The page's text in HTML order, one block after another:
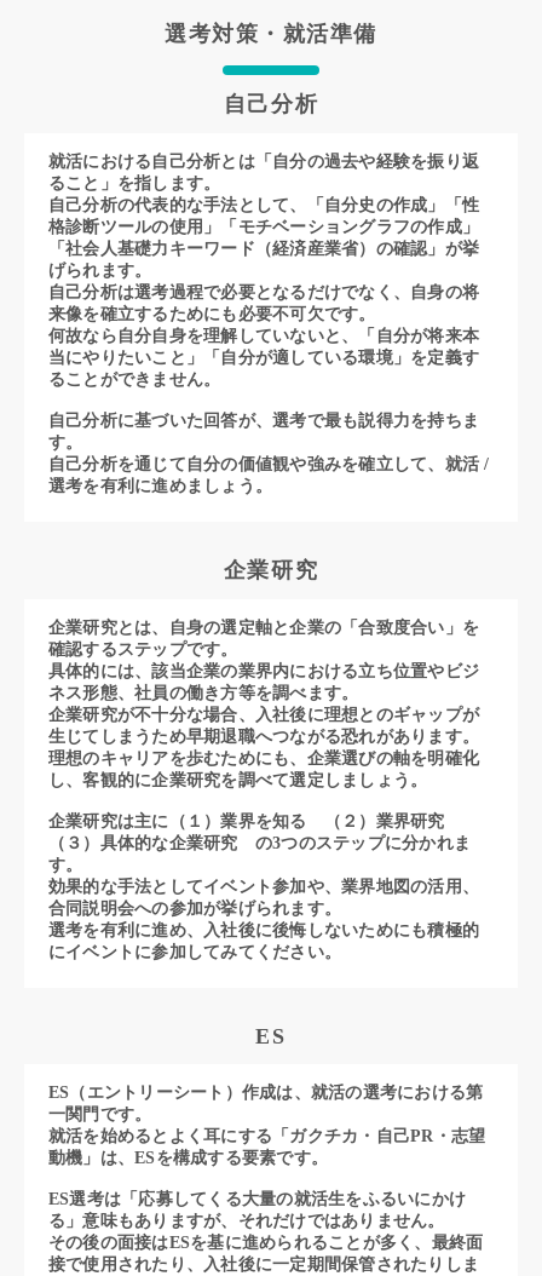
選考対策・就活準備
自己分析
就活における自己分析とは「自分の過去や経験を振り返
ること」を指します。
自己分析の代表的な手法として、「自分史の作成」「性
格診断ツールの使用」「モチベーショングラフの作成」
「社会人基礎力キーワード（経済産業省）の確認」が挙
げられます。
自己分析は選考過程で必要となるだけでなく、自身の将
来像を確立するためにも必要不可欠です。
何故なら自分自身を理解していないと、「自分が将来本
当にやりたいこと」「自分が適している環境」を定義す
ることができません。
自己分析に基づいた回答が、選考で最も説得力を持ちま
す。
自己分析を通じて自分の価値観や強みを確立して、就活 /
選考を有利に進めましょう。
企業研究
企業研究とは、自身の選定軸と企業の「合致度合い」を
確認するステップです。
具体的には、該当企業の業界内における立ち位置やビジ
ネス形態、社員の働き方等を調べます。
企業研究が不十分な場合、入社後に理想とのギャップが
生じてしまうため早期退職へつながる恐れがあります。
理想のキャリアを歩むためにも、企業選びの軸を明確化
し、客観的に企業研究を調べて選定しましょう。
企業研究は主に（１）業界を知る （２）業界研究
（３）具体的な企業研究 の3つのステップに分かれま
す。
効果的な手法としてイベント参加や、業界地図の活用、
合同説明会への参加が挙げられます。
選考を有利に進め、入社後に後悔しないためにも積極的
にイベントに参加してみてください。
ES
ES（エントリーシート）作成は、就活の選考における第
一関門です。
就活を始めるとよく耳にする「ガクチカ・自己PR・志望
動機」は、ESを構成する要素です。
ES選考は「応募してくる大量の就活生をふるいにかけ
る」意味もありますが、それだけではありません。
その後の面接はESを基に進められることが多く、最終面
接で使用されたり、入社後に一定期間保管されたりしま